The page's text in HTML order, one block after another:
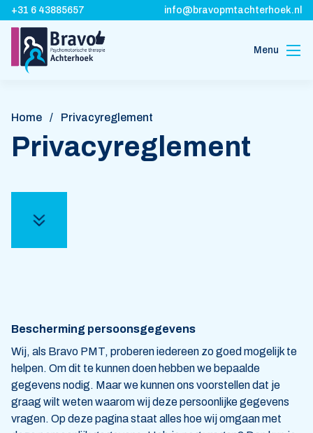
+31 6 43885657 info@bravopmtachterhoek.nl
Menu
Home / Privacyreglement
Privacyreglement
Bescherming persoonsgegevens
Wij, als Bravo PMT, proberen iedereen zo goed mogelijk te
helpen. Om dit te kunnen doen hebben we bepaalde
gegevens nodig. Maar we kunnen ons voorstellen dat je
graag wilt weten waarom wij deze persoonlijke gegevens
vragen. Op deze pagina staat alles hoe wij omgaan met